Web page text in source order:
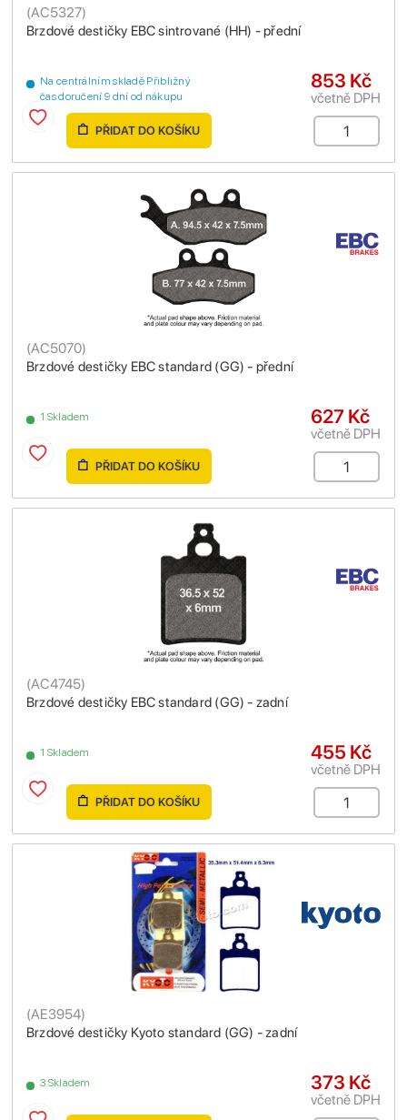
Brzdové destičky EBC sintrované (HH) - přední
(AC5327)
Na centrálním skladě Přibližný
čas doručení 9 dní od nákupu
853 Kč
včetně DPH
PŘIDAT DO KOŠÍKU
Brzdové destičky EBC standard (GG) - přední
(AC5070)
1 Skladem 627 Kč
včetně DPH
PŘIDAT DO KOŠÍKU
Brzdové destičky EBC standard (GG) - zadní
(AC4745)
1 Skladem 455 Kč
včetně DPH
PŘIDAT DO KOŠÍKU
Brzdové destičky Kyoto standard (GG) - zadní
(AE3954)
3 Skladem 373 Kč
včetně DPH